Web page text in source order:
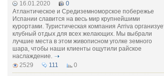
16.01.2020
0
Атлантическое и Средиземноморское побережье
Испании славится на весь мир крупнейшими
курортами. Туристическая компания Arriva
клубный отдых для всех желающих. Мы выбрали
лучшие места в этом живописном уголке земного
шара, чтобы наши клиенты ощутили райское
наслаждение.
2529
111 0